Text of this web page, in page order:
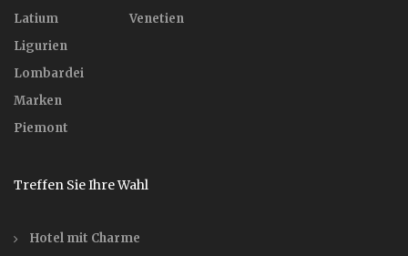
Latium
Ligurien
Lombardei
Marken
Piemont
Venetien
Treffen Sie Ihre Wahl
Hotel mit Charme